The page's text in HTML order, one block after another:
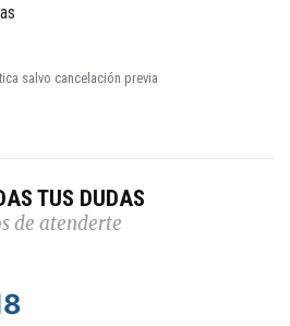
salvo cancelación previa
TUS DUDAS
de atenderte